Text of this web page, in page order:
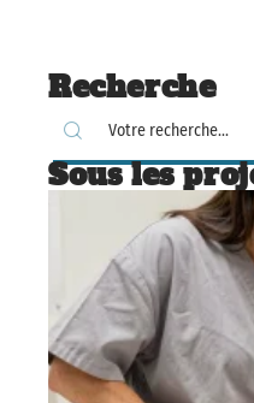
Recherche
Sous les